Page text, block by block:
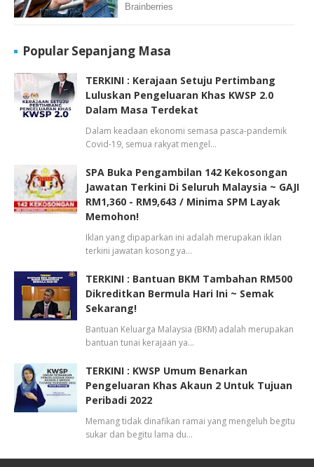
Popular Sepanjang Masa
TERKINI : Kerajaan Setuju Pertimbang
Luluskan Pengeluaran Khas KWSP 2.0
Dalam Masa Terdekat
Dalam keadaan ekonomi semasa pasca-pandemik
Covid-19, semua rakyat mengel…
SPA Buka Pengambilan 142 Kekosongan
Jawatan Terkini Di Seluruh Malaysia ~ GAJI
RM1,360 - RM9,643 / Minima SPM Layak
Memohon!
Iklan yang dipaparkan ini adalah merupakan iklan
terkini jawatan kosong ya…
TERKINI : Bantuan BKM Tambahan RM500
Dikreditkan Bermula Hari Ini ~ Semak
Sekarang!
Bantuan Keluarga Malaysia (BKM) adalah merupakan
bantuan tunai kerajaan ya…
TERKINI : KWSP Umum Benarkan
Pengeluaran Khas Akaun 2 Untuk Tujuan
Peribadi 2022
Memang tidak dinafikan ramai yang mengeluh begitu
sukar dan begitu lama du…